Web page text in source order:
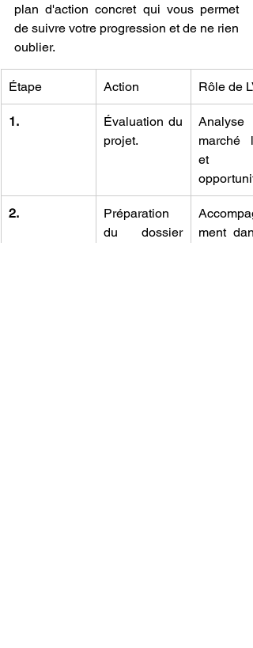
plan d'action concret qui vous permet
de suivre votre progression et de ne rien
oublier.
Étape Action Rôle de
1.
Évaluation du
projet.
Analyse
marché
et
2.
Préparation
du dossier
ment